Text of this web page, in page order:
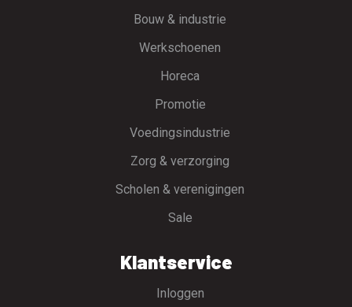
Bouw & industrie
Werkschoenen
Horeca
Promotie
Voedingsindustrie
Zorg & verzorging
Scholen & verenigingen
Sale
Klantservice
Inloggen